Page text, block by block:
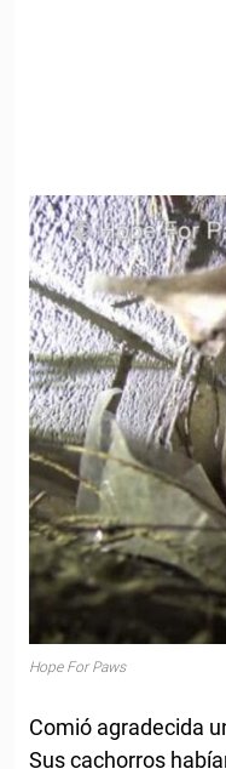
Hope For Paws
Comió agradecida
Sus cachorros